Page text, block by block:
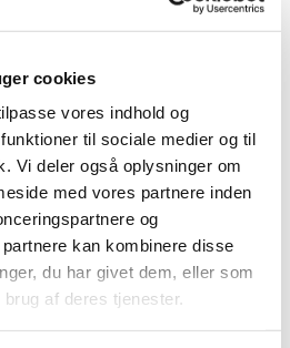
cookies
vores indhold og
til sociale medier og til
Vi deler også oplysninger om
med vores partnere inden
og
kan kombinere disse
du har givet dem, eller som
af deres tjenester.
og
hos patienter, der får
PRAC vurderer, at
(diabetes- og…
på DKMAnet